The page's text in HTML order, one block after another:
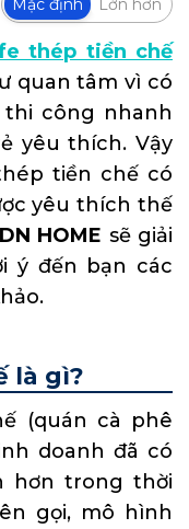
Mặc định Lớn hơn
thép tiền chế
quan tâm vì có
công nhanh
yêu thích. Vậy
tiền chế có
yêu thích thế
DN HOME sẽ giải
ý đến bạn các
là gì?
(quán cà phê
doanh đã có
hơn trong thời
gọi, mô hình